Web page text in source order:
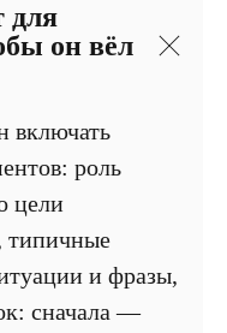
для
он вёл
включать
роль
цели
типичные
и фразы,
сначала —